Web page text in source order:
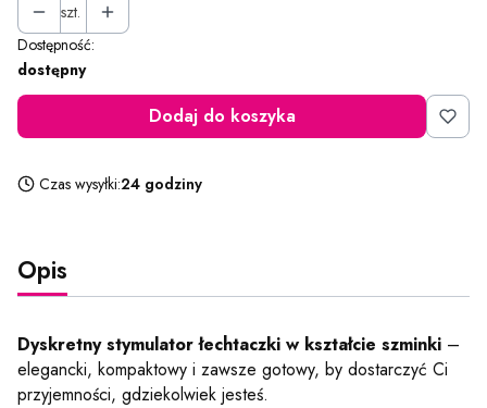
szt.
Dostępność:
dostępny
Dodaj do koszyka
Czas wysyłki:24 godziny
Opis
Dyskretny stymulator łechtaczki w kształcie szminki –
elegancki, kompaktowy i zawsze gotowy, by dostarczyć Ci
przyjemności, gdziekolwiek jesteś.